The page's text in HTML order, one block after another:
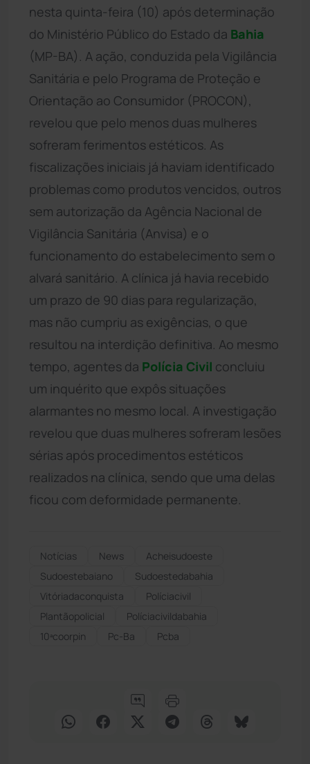
nesta quinta-feira (10) após determinação
do Ministério Público do Estado da Bahia
(MP-BA). A ação, conduzida pela Vigilância
Sanitária e pelo Programa de Proteção e
Orientação ao Consumidor (PROCON),
revelou que pelo menos duas mulheres
sofreram ferimentos estéticos. As
fiscalizações iniciais já haviam identificado
problemas como produtos vencidos, outros
sem autorização da Agência Nacional de
Vigilância Sanitária (Anvisa) e o
funcionamento do estabelecimento sem o
alvará sanitário. A clínica já havia recebido
um prazo de 90 dias para regularização,
mas não cumpriu as exigências, o que
resultou na interdição definitiva. Ao mesmo
tempo, agentes da Polícia Civil concluiu
um inquérito que expôs situações
alarmantes no mesmo local. A investigação
revelou que duas mulheres sofreram lesões
sérias após procedimentos estéticos
realizados na clínica, sendo que uma delas
ficou com deformidade permanente.
Notícias News
Acheisudoeste
Sudoestebaiano
Sudoestedabahia
Vitóriadaconquista
Políciacivil
Plantãopolicial
Políciacivildabahia
10ªcoorpin
Pc-Ba Pcba